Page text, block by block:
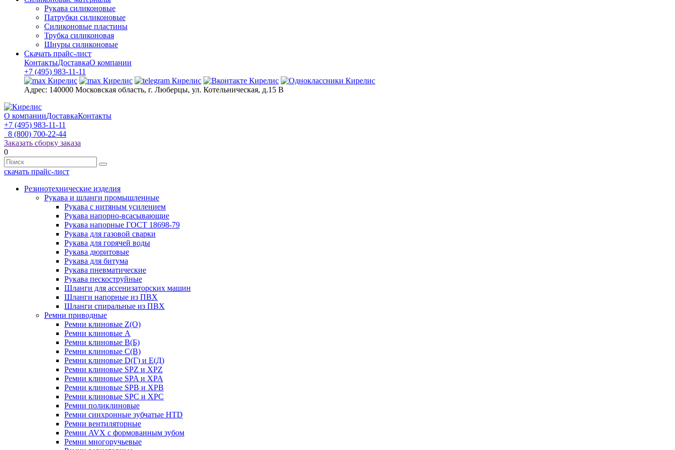
Рукава силиконовые
Патрубки силиконовые
Силиконовые пластины
Трубка силиконовая
Шнуры силиконовые
Скачать прайс-лист
КонтактыДоставкаО компании
+7 (495) 983-11-11
Адрес: 140000 Московская область, г. Люберцы, ул. Котельническая, д.15 В
О компанииДоставкаКонтакты
+7 (495) 983-11-11
8 (800) 700-22-44
Заказать сборку заказа
0
скачать прайс-лист
Резинотехнические изделия
Рукава и шланги промышленные
Рукава с нитяным усилением
Рукава напорно-всасывающие
Рукава напорные ГОСТ 18698-79
Рукава для газовой сварки
Рукава для горячей воды
Рукава дюритовые
Рукава для битума
Рукава пневматические
Рукава пескоструйные
Шланги для ассенизаторских машин
Шланги напорные из ПВХ
Шланги спиральные из ПВХ
Ремни приводные
Ремни клиновые Z(О)
Ремни клиновые А
Ремни клиновые В(Б)
Ремни клиновые С(В)
Ремни клиновые D(Г) и Е(Д)
Ремни клиновые SPZ и XPZ
Ремни клиновые SPA и XPA
Ремни клиновые SPB и XPB
Ремни клиновые SPC и XPC
Ремни поликлиновые
Ремни синхронные зубчатые HTD
Ремни вентиляторные
Ремни AVX с формованным зубом
Ремни многоручьевые